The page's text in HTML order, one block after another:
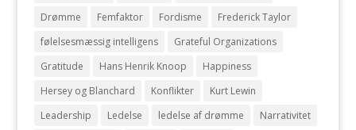
Drømme
Femfaktor Fordisme
Frederick Taylor
følelsesmæssig intelligens
Grateful Organizations
Gratitude
Hans Henrik Knoop
Happiness
Hersey og Blanchard
Konflikter
Kurt Lewin
Leadership
Ledelse ledelse af drømme
Narrativitet